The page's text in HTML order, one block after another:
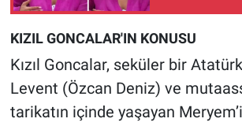
KIZIL GONCALAR'IN KONUSU
Kızıl Goncalar, seküler bir
Levent (Özcan Deniz) ve
tarikatın içinde yaşayan